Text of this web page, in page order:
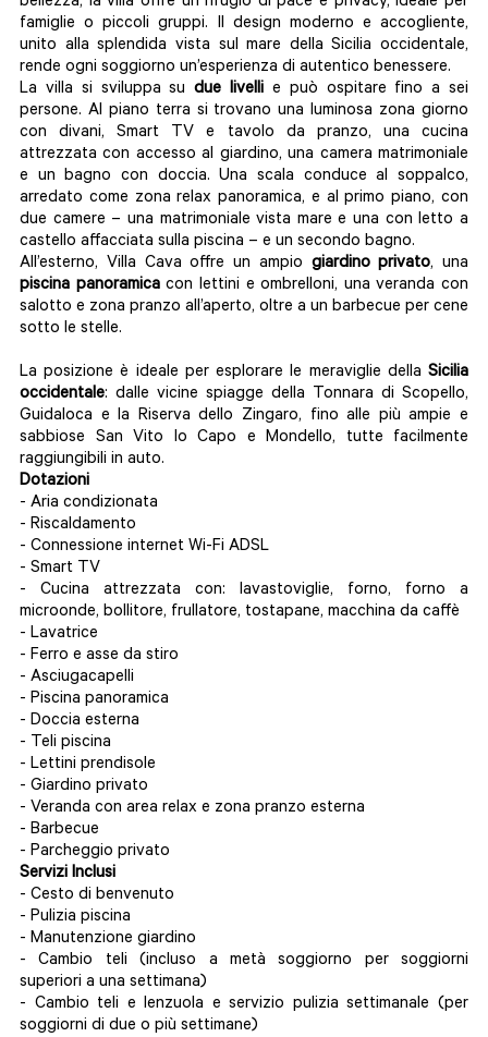
famiglie o piccoli gruppi. Il design moderno e accogliente,
unito alla splendida vista sul mare della Sicilia occidentale,
rende ogni soggiorno un’esperienza di autentico benessere.
La villa si sviluppa sudue livelli e può ospitare fino a sei
persone. Al piano terra si trovano una luminosa zona giorno
con divani, Smart TV e tavolo da pranzo, una cucina
attrezzata con accesso al giardino, una camera matrimoniale
e un bagno con doccia. Una scala conduce al soppalco,
arredato come zona relax panoramica, e al primo piano, con
due camere – una matrimoniale vista mare e una con letto a
castello affacciata sulla piscina – e un secondo bagno.
All’esterno, Villa Cava offre un ampio giardino privato, una
piscina panoramicacon lettini e ombrelloni, una veranda con
salotto e zona pranzo all’aperto, oltre a un barbecue per cene
sotto le stelle.
La posizione è ideale per esplorare le meraviglie della Sicilia
occidentale: dalle vicine spiagge della Tonnara di Scopello,
Guidaloca e la Riserva dello Zingaro, fino alle più ampie e
sabbiose San Vito lo Capo e Mondello, tutte facilmente
raggiungibili in auto.
Dotazioni
- Aria condizionata
- Riscaldamento
- Connessione internet Wi-Fi ADSL
- Smart TV
- Cucina attrezzata con: lavastoviglie, forno, forno a
microonde, bollitore, frullatore, tostapane, macchina da caffè
- Lavatrice
- Ferro e asse da stiro
- Asciugacapelli
- Piscina panoramica
- Doccia esterna
- Teli piscina
- Lettini prendisole
- Giardino privato
- Veranda con area relax e zona pranzo esterna
- Barbecue
- Parcheggio privato
Servizi Inclusi
- Cesto di benvenuto
- Pulizia piscina
- Manutenzione giardino
- Cambio teli (incluso a metà soggiorno per soggiorni
superiori a una settimana)
- Cambio teli e lenzuola e servizio pulizia settimanale (per
soggiorni di due o più settimane)